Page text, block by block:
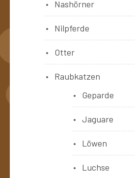
Nashörner
Nilpferde
Otter
Raubkatzen
Geparde
Jaguare
Löwen
Luchse